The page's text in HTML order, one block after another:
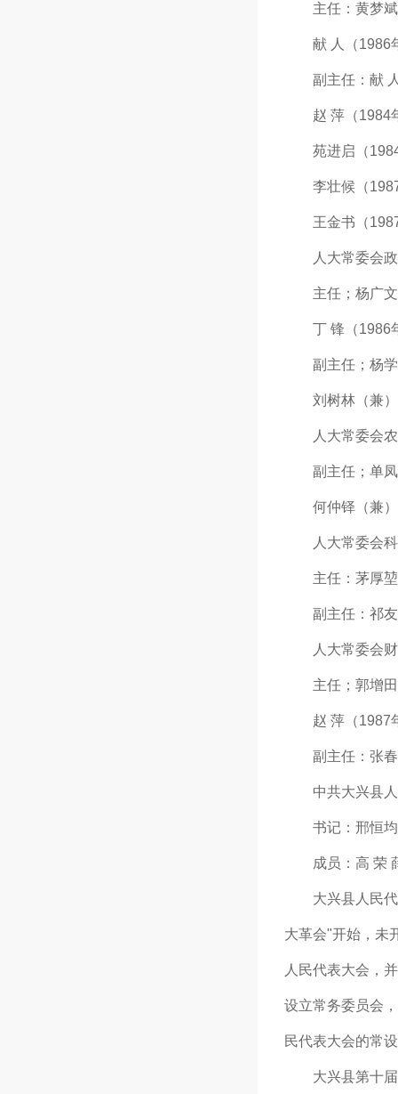
主任：黄梦斌
献 人（1986
副主任：献 人
赵 萍（1984
苑进启（1984
李壮候（1987
王金书（1987
人大常委会政
主任；杨广文
丁 锋（1986
副主任；杨学
刘树林（兼）
人大常委会农
副主任；单凤
何仲铎（兼）
人大常委会科
主任：茅厚堃
副主任：祁友
人大常委会财
主任；郭增田
赵 萍（1987
副主任：张春
中共大兴县人
书记：邢恒均
成员：高 荣
大兴县人民代
大革会"开始，未
人民代表大会，
设立常务委员会
民代表大会的常
大兴县第十届